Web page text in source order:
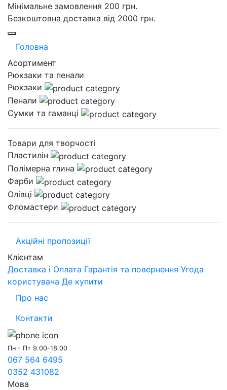
Мінімальне замовлення 200 грн.
Безкоштовна доставка від 2000 грн.
Головна
Асортимент
Рюкзаки та пенали
Рюкзаки
Пенали
Сумки та гаманці
Товари для творчості
Пластилін
Полімерна глина
Фарби
Олівці
Фломастери
Акційні пропозиції
Клієнтам
Доставка і Оплата Гарантія та повернення Угода
користувача Де купити
Про нас
Контакти
Пн - Пт 9.00-18.00
067 564 6495
0352 431082
Мова